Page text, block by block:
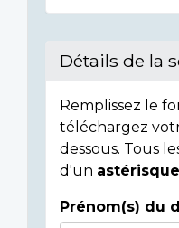
Détails de la
Remplissez le
téléchargez
dessous. Tous
d'un
Prénom(s) du